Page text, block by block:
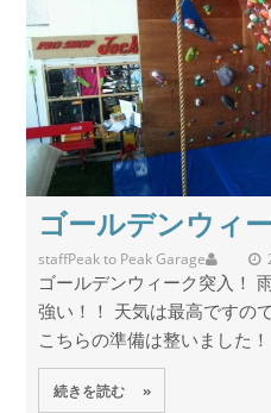
ゴールデンウィ
staffPeak to Peak Garage
ゴールデンウィーク突入！
強い！！ 天気は最高ですの
こちらの準備は整いました
続きを読む »